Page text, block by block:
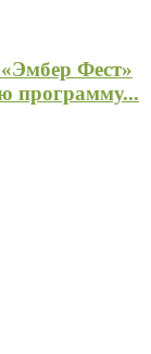
Фест»
программу...